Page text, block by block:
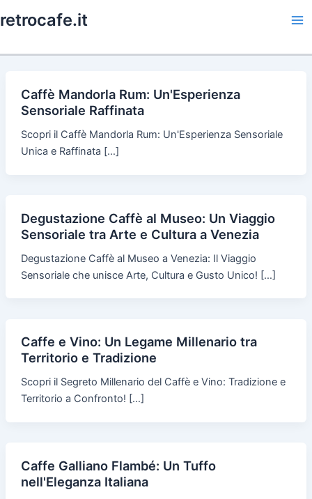
to
retrocafe.it
Caffè Mandorla Rum: Un'Esperienza
Sensoriale Raffinata
Scopri il Caffè Mandorla Rum: Un'Esperienza Sensoriale
Unica e Raffinata […]
Degustazione Caffè al Museo: Un Viaggio
Sensoriale tra Arte e Cultura a Venezia
Degustazione Caffè al Museo a Venezia: Il Viaggio
Sensoriale che unisce Arte, Cultura e Gusto Unico! […]
Caffe e Vino: Un Legame Millenario tra
Territorio e Tradizione
Scopri il Segreto Millenario del Caffè e Vino: Tradizione e
Territorio a Confronto! […]
Caffe Galliano Flambé: Un Tuffo
nell'Eleganza Italiana